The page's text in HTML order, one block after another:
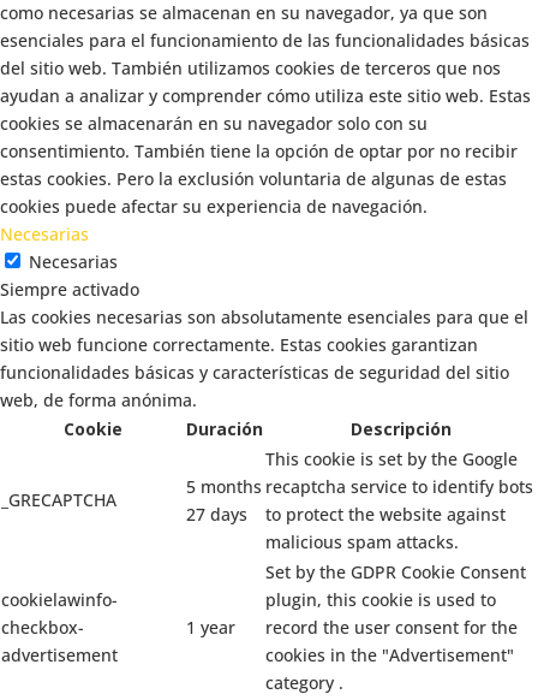
como necesarias se almacenan en su navegador, ya que son
esenciales para el funcionamiento de las funcionalidades básicas
del sitio web. También utilizamos cookies de terceros que nos
ayudan a analizar y comprender cómo utiliza este sitio web. Estas
cookies se almacenarán en su navegador solo con su
consentimiento. También tiene la opción de optar por no recibir
estas cookies. Pero la exclusión voluntaria de algunas de estas
cookies puede afectar su experiencia de navegación.
Necesarias
Necesarias
Siempre activado
Las cookies necesarias son absolutamente esenciales para que el
sitio web funcione correctamente. Estas cookies garantizan
funcionalidades básicas y características de seguridad del sitio
web, de forma anónima.
Cookie
Duración Descripción
_GRECAPTCHA
5 months
27 days
This cookie is set by the Google
recaptcha service to identify bots
to protect the website against
malicious spam attacks.
cookielawinfo-
checkbox-
advertisement
1 year
Set by the GDPR Cookie Consent
plugin, this cookie is used to
record the user consent for the
cookies in the "Advertisement"
category .